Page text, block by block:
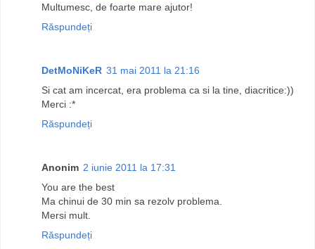
Multumesc, de foarte mare ajutor!
Răspundeți
DetMoNiKeR 31 mai 2011 la 21:16
Si cat am incercat, era problema ca si la tine, diacritice:))
Merci :*
Răspundeți
Anonim 2 iunie 2011 la 17:31
You are the best
Ma chinui de 30 min sa rezolv problema.
Mersi mult.
Răspundeți